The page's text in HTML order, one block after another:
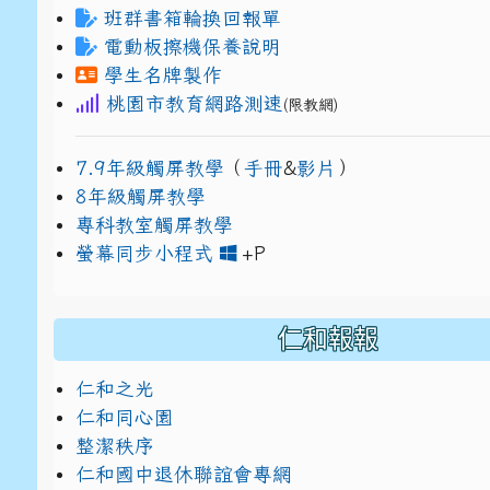
班群書箱輪換回報單
電動板擦機保養說明
學生名牌製作
桃園市教育網路測速 (限教網)
7.9年級觸屏教學 （ 手冊&影片 ）
8年級觸屏教學
專科教室觸屏教學
螢幕同步小程式
+Plink to https://
link to https://
仁和報報
仁和之光
仁和同心園
整潔秩序
仁和國中退休聯誼會專網